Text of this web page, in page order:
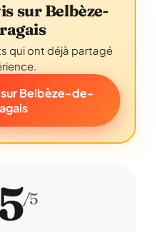
sur Belbèze-
qui ont déjà partagé
sur Belbèze-de-
/5